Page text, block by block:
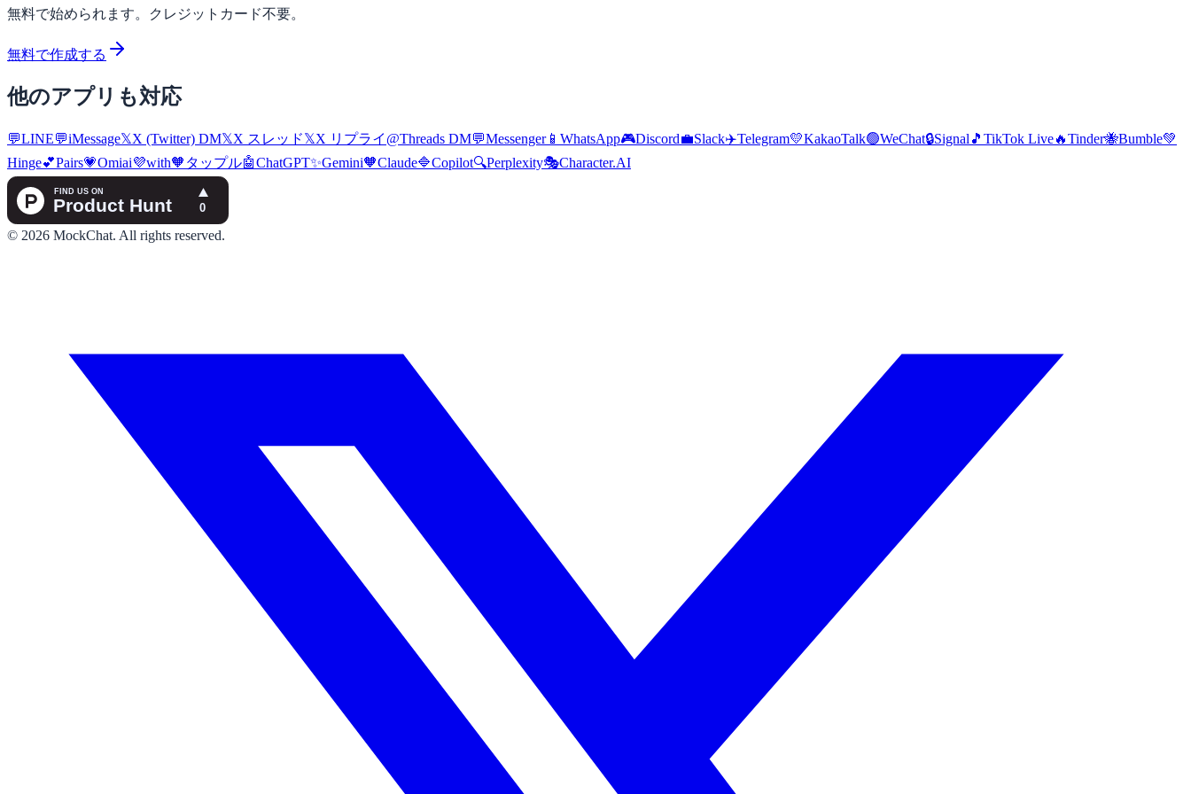
無料で始められます。クレジットカード不要。
無料で作成する
他のアプリも対応
💬LINE💬iMessage𝕏X (Twitter) DM𝕏X スレッド𝕏X リプライ @Threads DM💬Messenger📱 WhatsApp🎮Discord💼Slack✈️Telegram💛KakaoTalk🟢WeChat🔒Signal 🎵 TikTok Live🔥Tinder🐝Bumble💚
Hinge💕Pairs💗Omiai💜with🧡 タップル🤖ChatGPT✨Gemini🧡Claude🔷Copilot🔍Perplexity🎭Character.AI
© 2026 MockChat. All rights reserved.